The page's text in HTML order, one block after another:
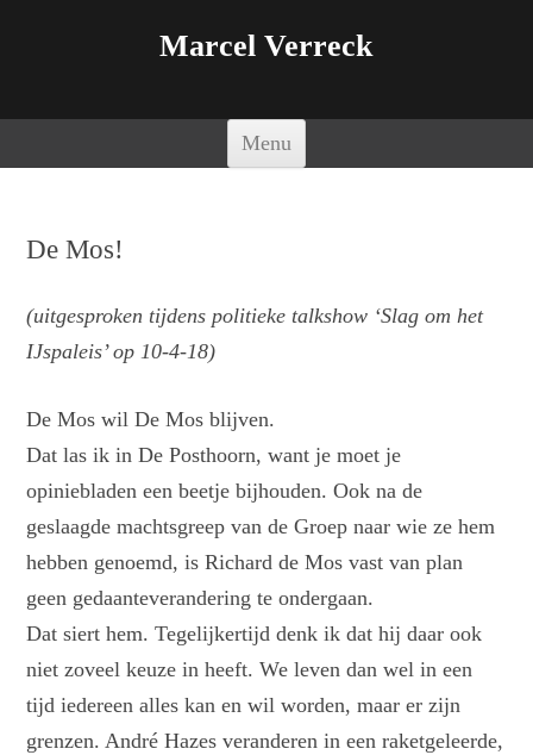
Marcel Verreck
Menu
De Mos!
(uitgesproken tijdens politieke talkshow ‘Slag om het
IJspaleis’ op 10-4-18)
De Mos wil De Mos blijven.
Dat las ik in De Posthoorn, want je moet je
opiniebladen een beetje bijhouden. Ook na de
geslaagde machtsgreep van de Groep naar wie ze hem
hebben genoemd, is Richard de Mos vast van plan
geen gedaanteverandering te ondergaan.
Dat siert hem. Tegelijkertijd denk ik dat hij daar ook
niet zoveel keuze in heeft. We leven dan wel in een
tijd iedereen alles kan en wil worden, maar er zijn
grenzen. André Hazes veranderen in een raketgeleerde,